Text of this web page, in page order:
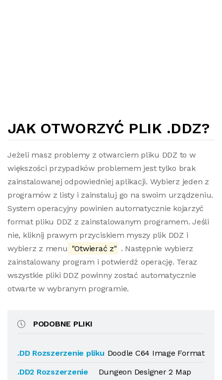
JAK OTWORZYĆ PLIK .DDZ?
Jeżeli masz problemy z otwarciem pliku DDZ to w
większości przypadków problemem jest tylko brak
zainstalowanej odpowiedniej aplikacji. Wybierz jeden z
programów z listy i zainstaluj go na swoim urządzeniu.
System operacyjny powinien automatycznie kojarzyć
format pliku DDZ z zainstalowanym programem. Jeśli
nie, kliknij prawym przyciskiem myszy plik DDZ i
wybierz z menu "Otwierać z" . Następnie wybierz
zainstalowany program i potwierdź operację. Teraz
wszystkie pliki DDZ powinny zostać automatycznie
otwarte w wybranym programie.
PODOBNE PLIKI
.DD Rozszerzenie pliku Doodle C64 Image Format
.DD2 Rozszerzenie
Dungeon Designer 2 Map